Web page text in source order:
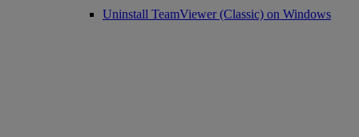
Uninstall TeamViewer (Classic) on Windows